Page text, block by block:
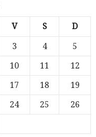
V S D
3 4
5
10 11
12
17 18
19
24 25
26